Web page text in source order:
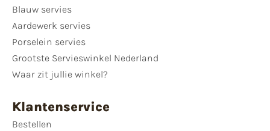
Blauw servies
Aardewerk servies
Porselein servies
Grootste Servieswinkel Nederland
Waar zit jullie winkel?
Klantenservice
Bestellen